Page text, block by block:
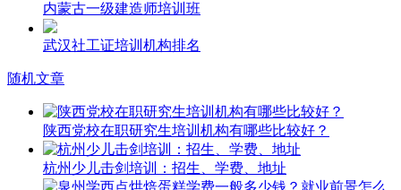
内蒙古一级建造师培训班
武汉社工证培训机构排名
随机文章
陕西党校在职研究生培训机构有哪些比较好？
杭州少儿击剑培训：招生、学费、地址